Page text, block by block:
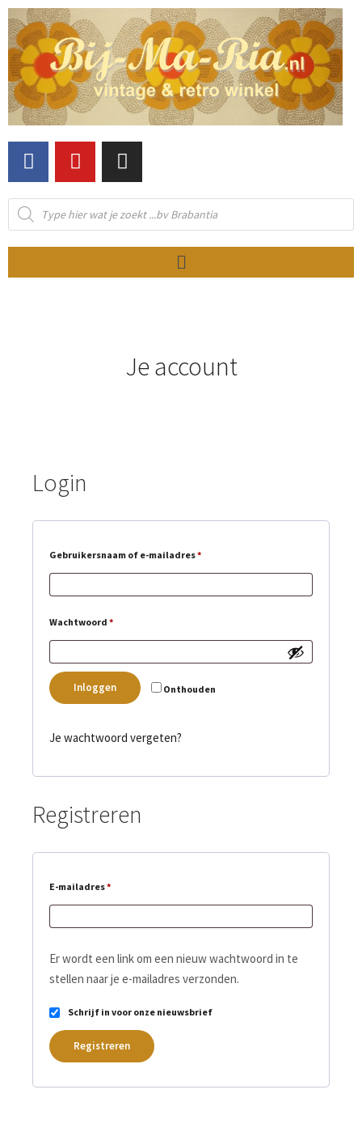
Je account
Login
Gebruikersnaam of e-mailadres*
Wachtwoord *
Onthouden
Inloggen
Je wachtwoord vergeten?
Registreren
E-mailadres*
Er wordt een link om een nieuw wachtwoord in te
stellen naar je e-mailadres verzonden.
Schrijf in voor onze nieuwsbrief
Registreren